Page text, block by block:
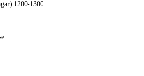
1200-1300